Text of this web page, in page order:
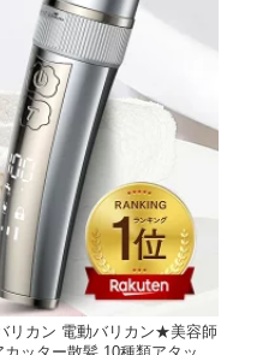
リカン 電動バリカン★美容師